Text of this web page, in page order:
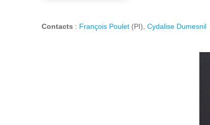
Contacts : François Poulet (PI), Cydalise Dumesnil